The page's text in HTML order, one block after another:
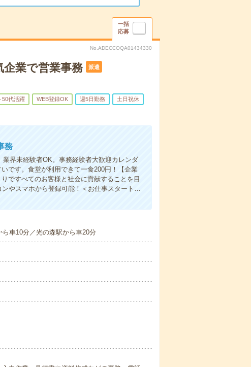
一括
応募
No.ADECCOQA01434330
企業で営業事務 派遣
50代活躍 WEB登録OK 週5日勤務 土日祝休
務
界未経験者OK。事務経験者大歓迎カレンダ
です。食堂が利用できて一食200円！【企業
ですべてのお客様と社会に貢献することを目
やスマホから登録可能！＜お仕事スタート…
車10分／光の森駅から車20分